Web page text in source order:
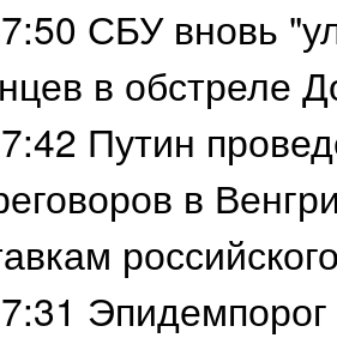
СБУ вновь
в обстреле
Путин
в